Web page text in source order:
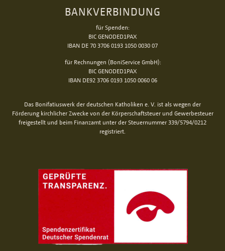
BANKVERBINDUNG
für Spenden:
BIC GENODED1PAX
IBAN DE 70 3706 0193 1050 0030 07
für Rechnungen (BoniService GmbH):
BIC GENODED1PAX
IBAN DE92 3706 0193 1050 0060 06
Das Bonifatiuswerk der deutschen Katholiken e. V. ist als wegen der
Förderung kirchlicher Zwecke von der Körperschaftsteuer und Gewerbesteuer
freigestellt und beim Finanzamt unter der Steuernummer 339/5794/0212
registriert.